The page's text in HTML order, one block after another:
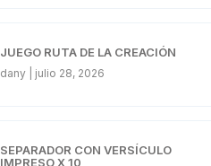
JUEGO RUTA DE LA CREACIÓN
dany julio 28, 2026
SEPARADOR CON VERSÍCULO
IMPRESO X 10